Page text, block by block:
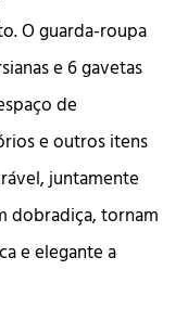
O guarda-roupa
e 6 gavetas
de
e outros itens
juntamente
dobradiça, tornam
e elegante a